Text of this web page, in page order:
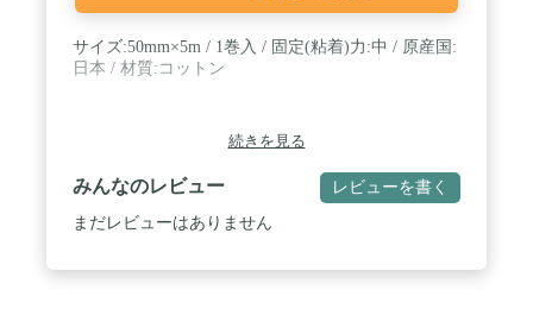
サイズ:50mm×5m / 1巻入 / 固定(粘着)力:中 / 原産国:
日本 / 材質:コットン
続きを見る
みんなのレビュー レビューを書く
まだレビューはありません